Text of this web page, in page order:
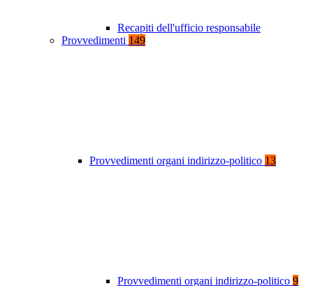
Recapiti dell'ufficio responsabile
Provvedimenti 149
Provvedimenti organi indirizzo-politico 13
Provvedimenti organi indirizzo-politico 9